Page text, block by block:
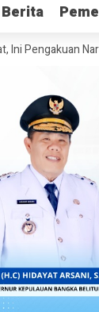
Berita
Berita
Narasumber